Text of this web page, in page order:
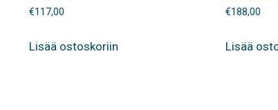
€117,00
Lisää ostoskoriin
€188,00
Lisää